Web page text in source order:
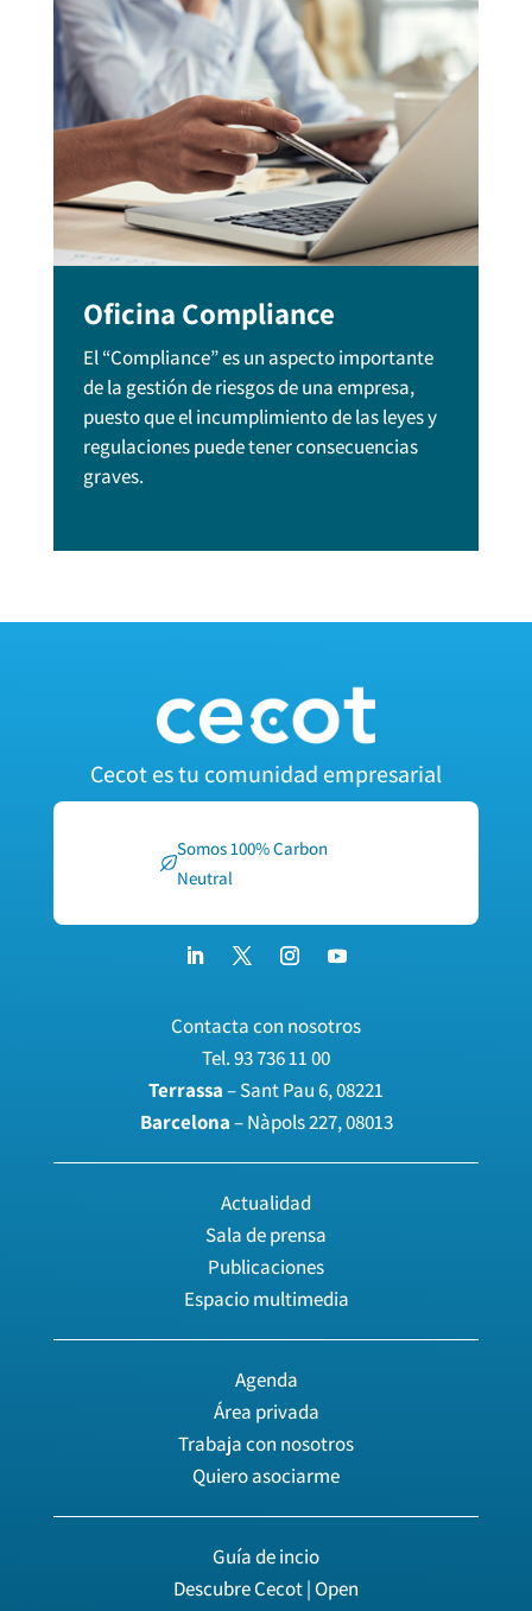
Oficina Compliance
El “Compliance” es un aspecto importante
de la gestión de riesgos de una empresa,
puesto que el incumplimiento de las leyes y
regulaciones puede tener consecuencias
graves.
Cecot es tu comunidad empresarial
Somos 100% Carbon
Neutral
Contacta con nosotros
Tel.93 736 11 00
Terrassa– Sant Pau 6, 08221
Barcelona– Nàpols 227, 08013
Actualidad
Sala de prensa
Publicaciones
Espacio multimedia
Agenda
Área privada
Trabaja con nosotros
Quiero asociarme
Guía de incio
Descubre Cecot | Open